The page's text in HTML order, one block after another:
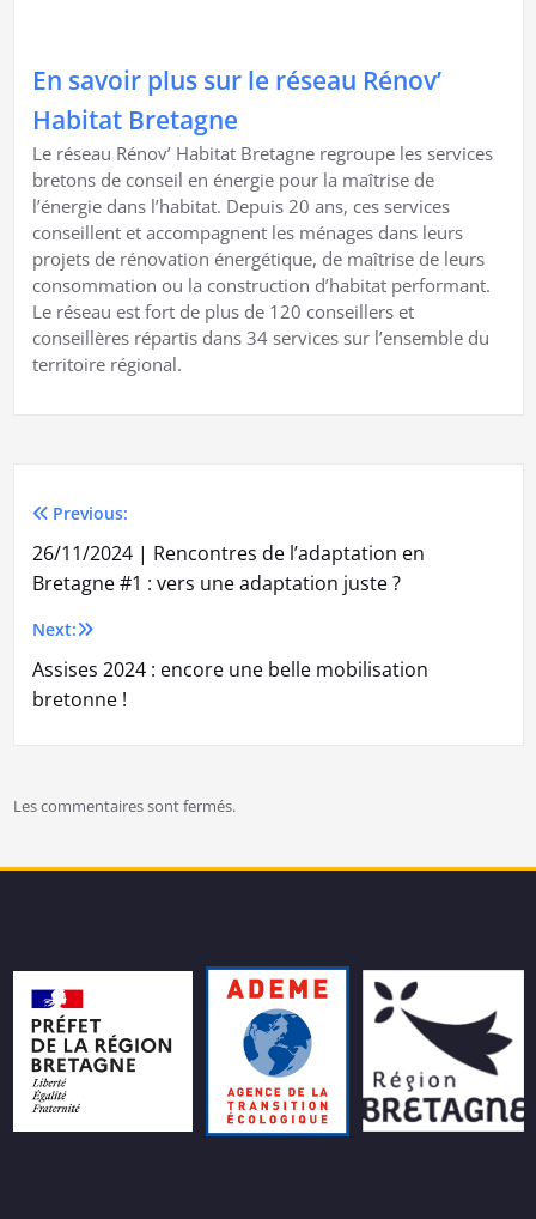
En savoir plus sur le réseau Rénov’
Habitat Bretagne
Le réseau Rénov’ Habitat Bretagne regroupe les services
bretons de conseil en énergie pour la maîtrise de
l’énergie dans l’habitat. Depuis 20 ans, ces services
conseillent et accompagnent les ménages dans leurs
projets de rénovation énergétique, de maîtrise de leurs
consommation ou la construction d’habitat performant.
Le réseau est fort de plus de 120 conseillers et
conseillères répartis dans 34 services sur l’ensemble du
territoire régional.
Navigation
de
l’article
Previous:
26/11/2024 | Rencontres de l’adaptation en
Bretagne #1 : vers une adaptation juste ?
Next:
Assises 2024 : encore une belle mobilisation
bretonne !
Les commentaires sont fermés.